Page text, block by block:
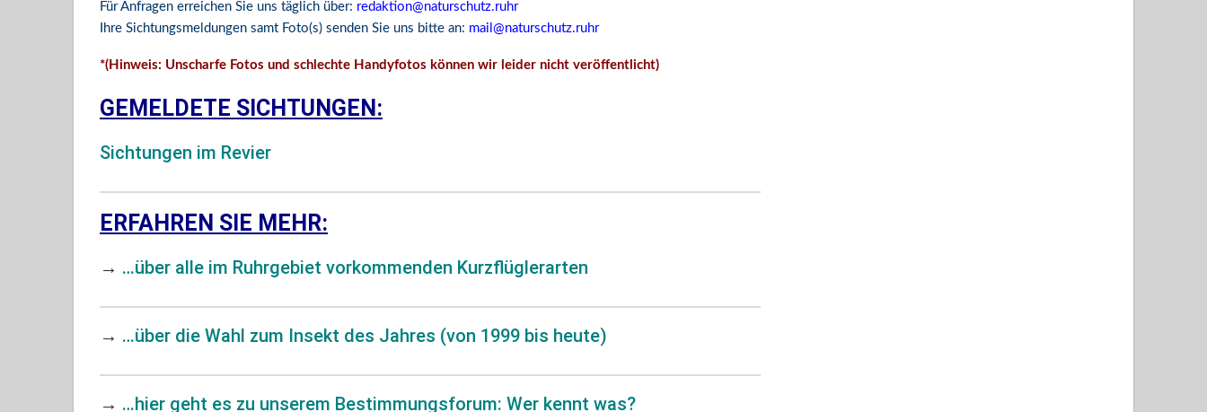
Für Anfragen erreichen Sie uns täglich über: redaktion@naturschutz.ruhr
Ihre Sichtungsmeldungen samt Foto(s) senden Sie uns bitte an: mail@naturschutz.ruhr
*(Hinweis: Unscharfe Fotos und schlechte Handyfotos können wir leider nicht veröffentlicht)
GEMELDETE SICHTUNGEN:
Sichtungen im Revier
ERFAHREN SIE MEHR:
→ …über alle im Ruhrgebiet vorkommenden Kurzflüglerarten
→ …über die Wahl zum Insekt des Jahres (von 1999 bis heute)
→ …hier geht es zu unserem Bestimmungsforum: Wer kennt was?